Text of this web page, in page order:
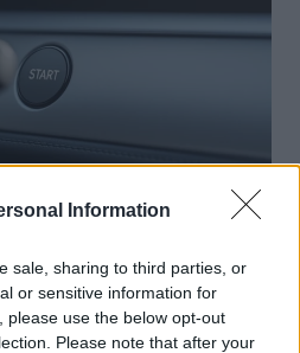
Information
sale, sharing to third parties, or
or sensitive information for
please use the below opt-out
Please note that after your
start/stop disparaît